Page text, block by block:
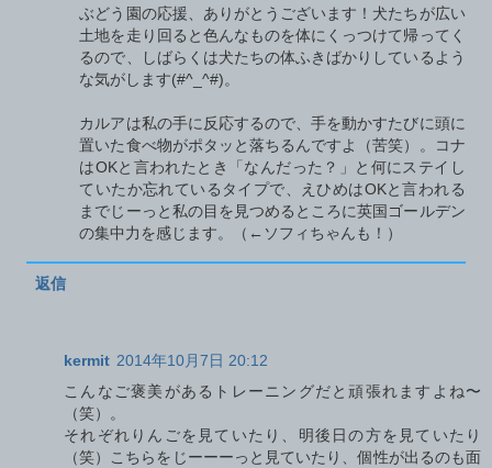
ぶどう園の応援、ありがとうございます！犬たちが広い
土地を走り回ると色んなものを体にくっつけて帰ってく
るので、しばらくは犬たちの体ふきばかりしているよう
な気がします(#^_^#)。
カルアは私の手に反応するので、手を動かすたびに頭に
置いた食べ物がポタッと落ちるんですよ（苦笑）。コナ
はOKと言われたとき「なんだった？」と何にステイし
ていたか忘れているタイプで、えひめはOKと言われる
までじーっと私の目を見つめるところに英国ゴールデン
の集中力を感じます。（←ソフィちゃんも！）
返信
kermit 2014年10月7日 20:12
こんなご褒美があるトレーニングだと頑張れますよね〜
（笑）。
それぞれりんごを見ていたり、明後日の方を見ていたり
（笑）こちらをじーーーっと見ていたり、個性が出るのも面